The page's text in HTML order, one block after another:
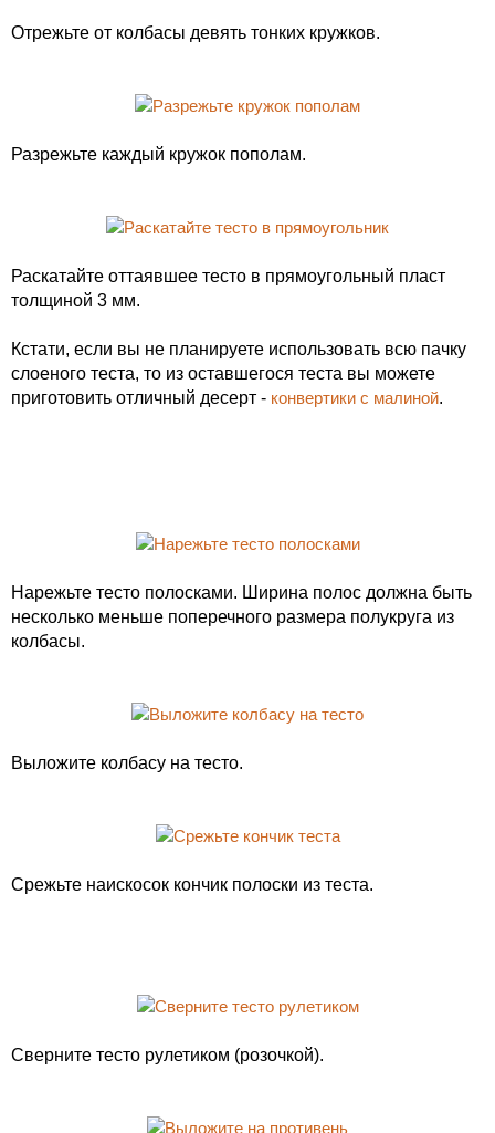
Отрежьте от колбасы девять тонких кружков.
Разрежьте каждый кружок пополам.
Раскатайте оттаявшее тесто в прямоугольный пласт
толщиной 3 мм.
Кстати, если вы не планируете использовать всю пачку
слоеного теста, то из оставшегося теста вы можете
приготовить отличный десерт - конвертики с малиной.
Нарежьте тесто полосками. Ширина полос должна быть
несколько меньше поперечного размера полукруга из
колбасы.
Выложите колбасу на тесто.
Срежьте наискосок кончик полоски из теста.
Сверните тесто рулетиком (розочкой).